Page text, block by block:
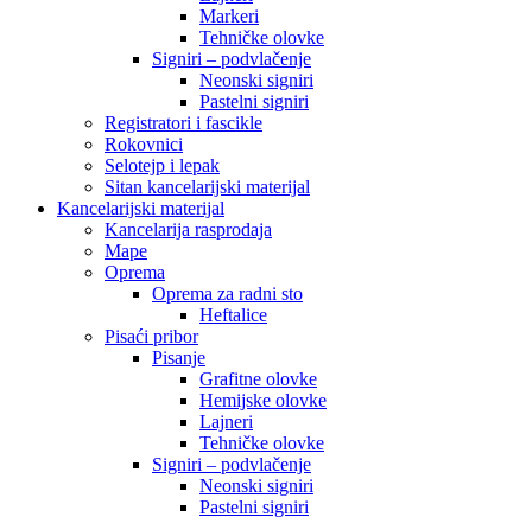
Markeri
Tehničke olovke
Signiri – podvlačenje
Neonski signiri
Pastelni signiri
Registratori i fascikle
Rokovnici
Selotejp i lepak
Sitan kancelarijski materijal
Kancelarijski materijal
Kancelarija rasprodaja
Mape
Oprema
Oprema za radni sto
Heftalice
Pisaći pribor
Pisanje
Grafitne olovke
Hemijske olovke
Lajneri
Tehničke olovke
Signiri – podvlačenje
Neonski signiri
Pastelni signiri